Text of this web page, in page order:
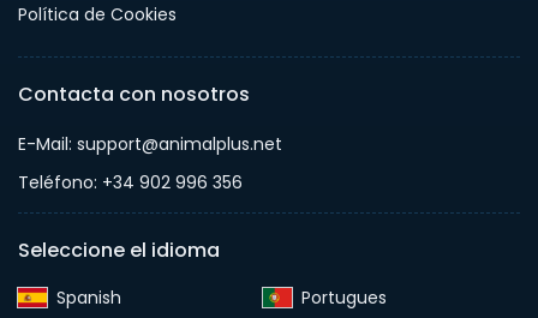
Política de Cookies
Contacta con nosotros
E-Mail: support@animalplus.net
Teléfono: +34 902 996 356
Seleccione el idioma
Spanish‎ Portugues‎